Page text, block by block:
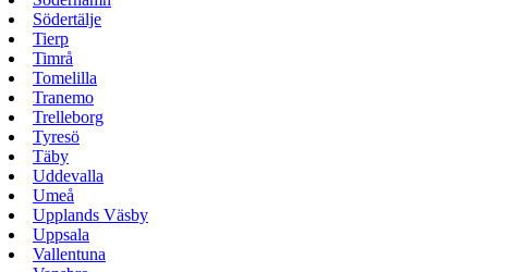
Södertälje
Tierp
Timrå
Tomelilla
Tranemo
Trelleborg
Tyresö
Täby
Uddevalla
Umeå
Upplands Väsby
Uppsala
Vallentuna